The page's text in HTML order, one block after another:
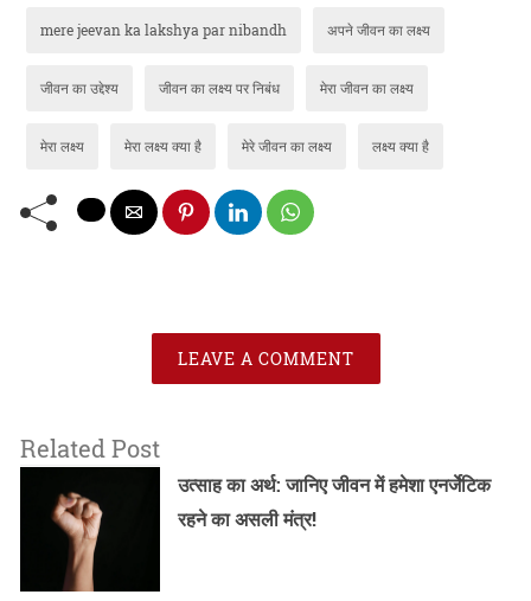
mere jeevan ka lakshya par nibandh अपने जीवन का लक्ष्य
जीवन का उद्देश्य जीवन का लक्ष्य पर निबंध मेरा जीवन का लक्ष्य
मेरा लक्ष्य मेरा लक्ष्य क्या है मेरे जीवन का लक्ष्य लक्ष्य क्या है
LEAVE A COMMENT
Related Post
उत्साह का अर्थ: जानिए जीवन में हमेशा एनर्जेटिक
रहने का असली मंत्र!